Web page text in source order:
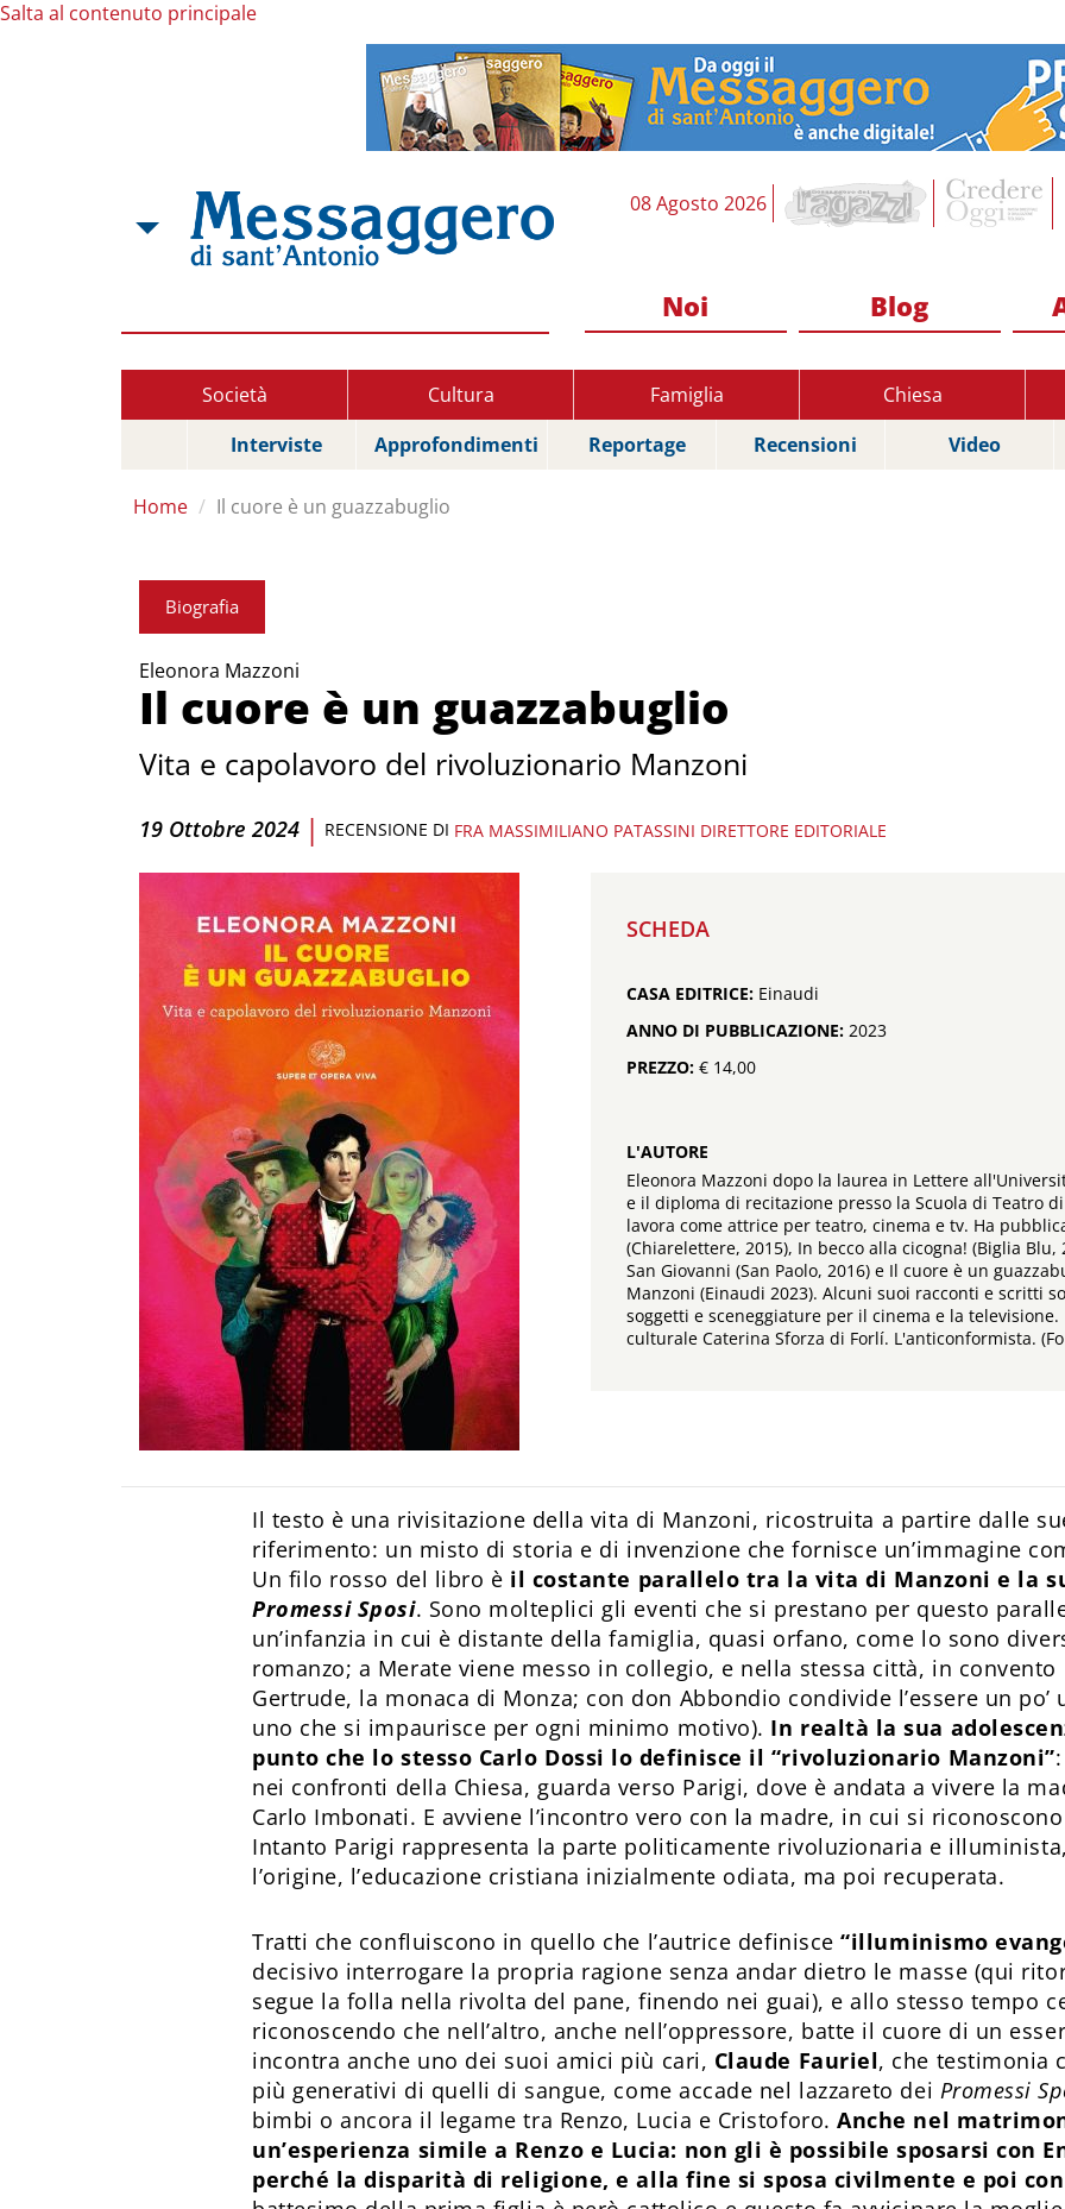
Salta al contenuto principale
08 Agosto 2026
Noi Blog
Società Cultura Famiglia
Chiesa
Interviste
Approfondimenti Reportage Recensioni Video
Home Il cuore è un guazzabuglio
Biografia
Eleonora Mazzoni
Il cuore è un guazzabuglio
Vita e capolavoro del rivoluzionario Manzoni
19 Ottobre 2024 | RECENSIONE DI FRA MASSIMILIANO PATASSINI DIRETTORE EDITORIALE
SCHEDA
CASA EDITRICE: Einaudi
ANNO DI PUBBLICAZIONE: 2023
PREZZO: € 14,00
L'AUTORE
Eleonora Mazzoni dopo la laurea in Lettere
e il diploma di recitazione presso la Scuola di Teatro
lavora come attrice per teatro, cinema e tv. Ha
(Chiarelettere, 2015), In becco alla cicogna! (Biglia
San Giovanni (San Paolo, 2016) e Il cuore è un
Manzoni (Einaudi 2023). Alcuni suoi racconti e scritti
soggetti e sceneggiature per il cinema e la
culturale Caterina Sforza di Forlí. L'anticonformista.
Il testo è una rivisitazione della vita di Manzoni, ricostruita a partire dalle
riferimento: un misto di storia e di invenzione che fornisce un’immagine
Un filo rosso del libro è il costante parallelo tra la vita di Manzoni e la
Promessi Sposi. Sono molteplici gli eventi che si prestano per questo
un’infanzia in cui è distante della famiglia, quasi orfano, come lo sono
romanzo; a Merate viene messo in collegio, e nella stessa città, in
Gertrude, la monaca di Monza; con don Abbondio condivide l’essere un po’
uno che si impaurisce per ogni minimo motivo). In realtà la sua
punto che lo stesso Carlo Dossi lo definisce il “rivoluzionario Manzoni”
nei confronti della Chiesa, guarda verso Parigi, dove è andata a vivere la
Carlo Imbonati. E avviene l’incontro vero con la madre, in cui si
Intanto Parigi rappresenta la parte politicamente rivoluzionaria e
l’origine, l’educazione cristiana inizialmente odiata, ma poi recuperata.
Tratti che confluiscono in quello che l’autrice definisce“illuminismo
decisivo interrogare la propria ragione senza andar dietro le masse (qui
segue la folla nella rivolta del pane, finendo nei guai), e allo stesso tempo
riconoscendo che nell’altro, anche nell’oppressore, batte il cuore di un
incontra anche uno dei suoi amici più cari, Claude Fauriel, che testimonia
più generativi di quelli di sangue, come accade nel lazzareto dei Promessi
bimbi o ancora il legame tra Renzo, Lucia e Cristoforo.Anche nel
un’esperienza simile a Renzo e Lucia: non gli è possibile sposarsi con
perché la disparità di religione, e alla fine si sposa civilmente e poi